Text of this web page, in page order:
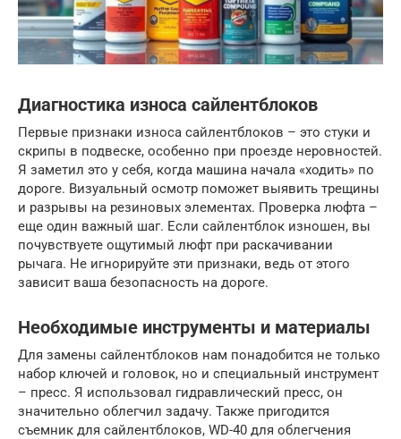
Диагностика износа сайлентблоков
Первые признаки износа сайлентблоков – это стуки и
скрипы в подвеске, особенно при проезде неровностей.
Я заметил это у себя, когда машина начала «ходить» по
дороге. Визуальный осмотр поможет выявить трещины
и разрывы на резиновых элементах. Проверка люфта –
еще один важный шаг. Если сайлентблок изношен, вы
почувствуете ощутимый люфт при раскачивании
рычага. Не игнорируйте эти признаки, ведь от этого
зависит ваша безопасность на дороге.
Необходимые инструменты и материалы
Для замены сайлентблоков нам понадобится не только
набор ключей и головок, но и специальный инструмент
– пресс. Я использовал гидравлический пресс, он
значительно облегчил задачу. Также пригодится
съемник для сайлентблоков, WD-40 для облегчения